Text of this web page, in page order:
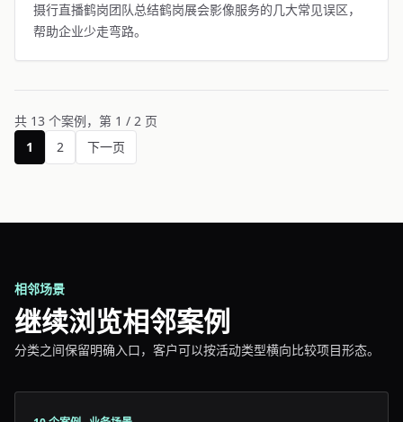
摄行直播鹤岗团队总结鹤岗展会影像服务的几大常见误区，
帮助企业少走弯路。
共 13 个案例，第 1 / 2 页
1
2 下一页
相邻场景
继续浏览相邻案例
分类之间保留明确入口，客户可以按活动类型横向比较项目形态。